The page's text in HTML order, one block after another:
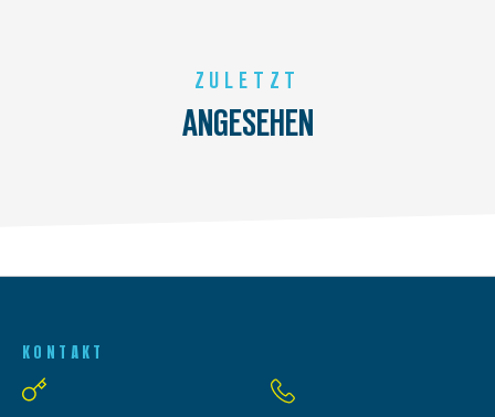
ZULETZT
ANGESEHEN
KONTAKT